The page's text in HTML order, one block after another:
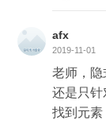
afx
2019-11-01
老师，隐
还是只针
找到元素